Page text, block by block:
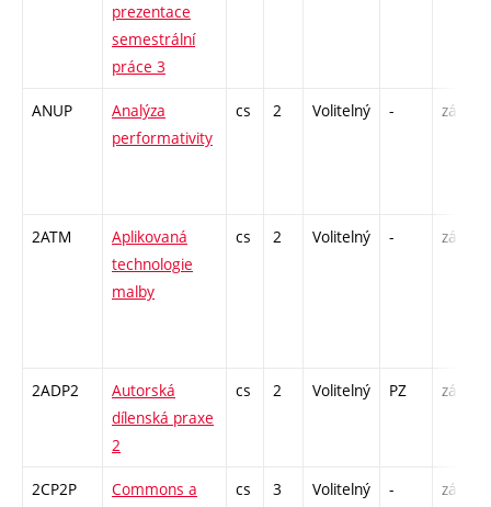
prezentace
semestrální
práce 3
ANUP
Analýza
performativity
cs 2 Volitelný - zá
2ATM
Aplikovaná
technologie
malby
cs 2 Volitelný - zá
2ADP2
Autorská
dílenská praxe
2
cs 2 Volitelný PZ zá
2CP2P
Commons a
cs 3 Volitelný - zá